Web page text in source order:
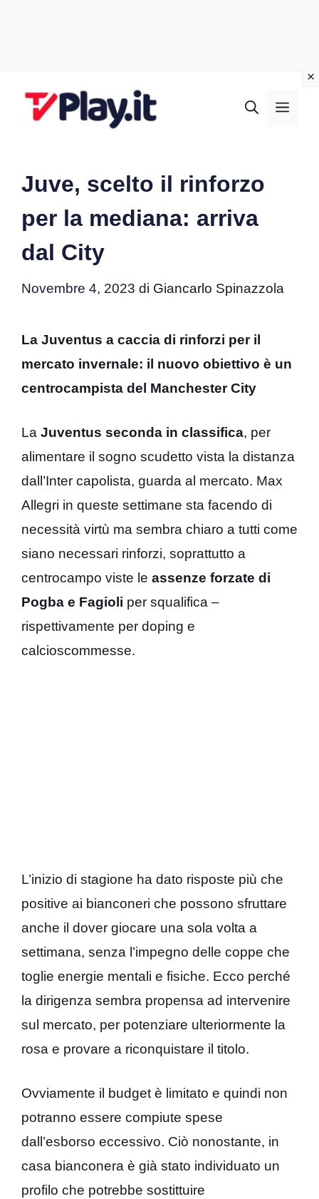
Juve, scelto il rinforzo
per la mediana: arriva
dal City
Novembre 4, 2023 di Giancarlo Spinazzola
La Juventus a caccia di rinforzi per il
mercato invernale: il nuovo obiettivo è un
centrocampista del Manchester City
La Juventus seconda in classifica, per
alimentare il sogno scudetto vista la distanza
dall’Inter capolista, guarda al mercato. Max
Allegri in queste settimane sta facendo di
necessità virtù ma sembra chiaro a tutti come
siano necessari rinforzi, soprattutto a
centrocampo viste le assenze forzate di
Pogba e Fagioli per squalifica –
rispettivamente per doping e
calcioscommesse.
L’inizio di stagione ha dato risposte più che
positive ai bianconeri che possono sfruttare
anche il dover giocare una sola volta a
settimana, senza l’impegno delle coppe che
toglie energie mentali e fisiche. Ecco perché
la dirigenza sembra propensa ad intervenire
sul mercato, per potenziare ulteriormente la
rosa e provare a riconquistare il titolo.
Ovviamente il budget è limitato e quindi non
potranno essere compiute spese
dall’esborso eccessivo. Ciò nonostante, in
casa bianconera è già stato individuato un
profilo che potrebbe sostittuire